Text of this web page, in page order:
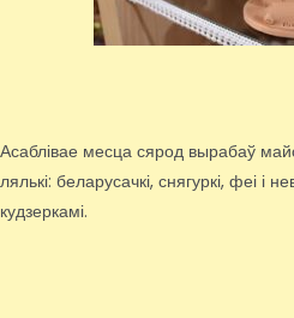
Асаблівае месца сярод вырабаў
лялькі: беларусачкі, снягуркі, феі і
кудзеркамі.